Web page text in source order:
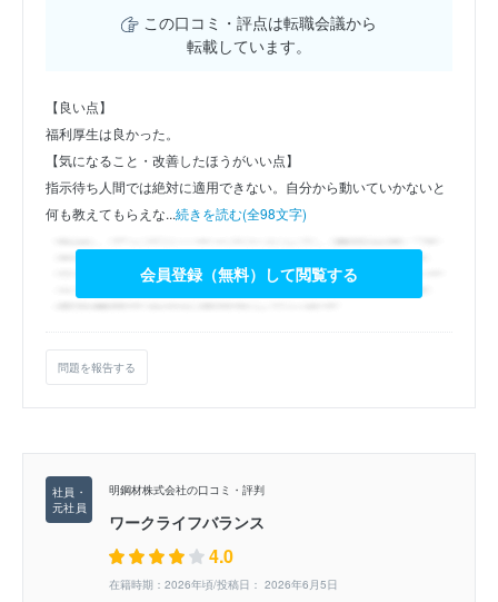
この口コミ・評点は転職会議から
転載しています。
【良い点】
福利厚生は良かった。
【気になること・改善したほうがいい点】
指示待ち人間では絶対に適用できない。自分から動いていかないと
何も教えてもらえな...続きを読む(全98文字)
会員登録（無料）して閲覧する
問題を報告する
明鋼材株式会社の口コミ・評判
ワークライフバランス
4.0
在籍時期：2026年頃/投稿日： 2026年6月5日